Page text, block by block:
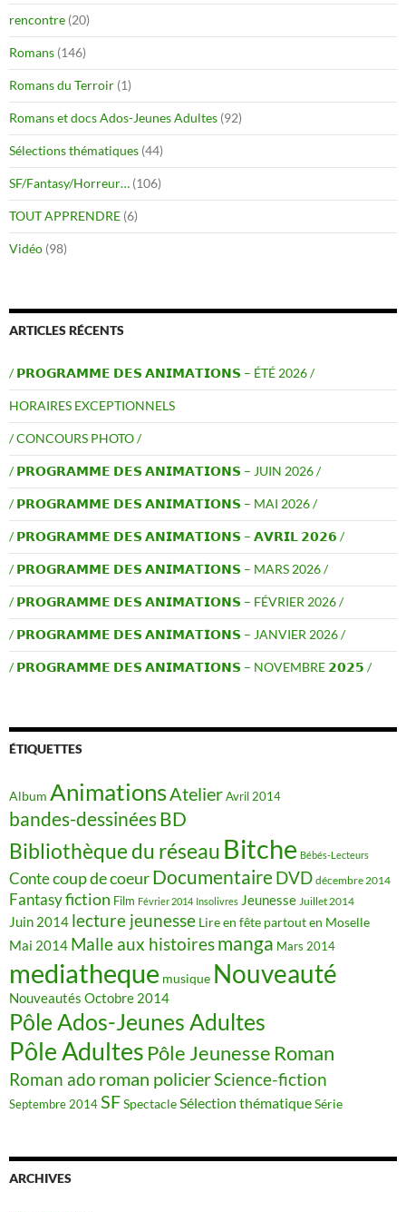
rencontre (20)
Romans (146)
Romans du Terroir (1)
Romans et docs Ados-Jeunes Adultes (92)
Sélections thématiques (44)
SF/Fantasy/Horreur… (106)
TOUT APPRENDRE (6)
Vidéo (98)
ARTICLES RÉCENTS
/ 𝗣𝗥𝗢𝗚𝗥𝗔𝗠𝗠𝗘 𝗗𝗘𝗦 𝗔𝗡𝗜𝗠𝗔𝗧𝗜𝗢𝗡𝗦 – ÉTÉ 2026 /
HORAIRES EXCEPTIONNELS
/ CONCOURS PHOTO /
/ 𝗣𝗥𝗢𝗚𝗥𝗔𝗠𝗠𝗘 𝗗𝗘𝗦 𝗔𝗡𝗜𝗠𝗔𝗧𝗜𝗢𝗡𝗦 – JUIN 2026 /
/ 𝗣𝗥𝗢𝗚𝗥𝗔𝗠𝗠𝗘 𝗗𝗘𝗦 𝗔𝗡𝗜𝗠𝗔𝗧𝗜𝗢𝗡𝗦 – MAI 2026 /
/ 𝗣𝗥𝗢𝗚𝗥𝗔𝗠𝗠𝗘 𝗗𝗘𝗦 𝗔𝗡𝗜𝗠𝗔𝗧𝗜𝗢𝗡𝗦 – 𝗔𝗩𝗥𝗜𝗟 𝟮𝟬𝟮𝟲 /
/ 𝗣𝗥𝗢𝗚𝗥𝗔𝗠𝗠𝗘 𝗗𝗘𝗦 𝗔𝗡𝗜𝗠𝗔𝗧𝗜𝗢𝗡𝗦 – MARS 2026 /
/ 𝗣𝗥𝗢𝗚𝗥𝗔𝗠𝗠𝗘 𝗗𝗘𝗦 𝗔𝗡𝗜𝗠𝗔𝗧𝗜𝗢𝗡𝗦 – FÉVRIER 2026 /
/ 𝗣𝗥𝗢𝗚𝗥𝗔𝗠𝗠𝗘 𝗗𝗘𝗦 𝗔𝗡𝗜𝗠𝗔𝗧𝗜𝗢𝗡𝗦 – JANVIER 2026 /
/ 𝗣𝗥𝗢𝗚𝗥𝗔𝗠𝗠𝗘 𝗗𝗘𝗦 𝗔𝗡𝗜𝗠𝗔𝗧𝗜𝗢𝗡𝗦 – NOVEMBRE 𝟮𝟬𝟮𝟱 /
ÉTIQUETTES
Album AnimationsAtelierAvril 2014
bandes-dessinéesBD
Bibliothèque du réseau Bitche Bébés-Lecteurs
Contecoup de coeurDocumentaireDVD décembre 2014
Fantasyfiction Film Février 2014 Insolivres Jeunesse Juillet 2014
Juin 2014 lecture jeunesse Lire en fête partout en Moselle
Mai 2014 Malle aux histoiresmanga Mars 2014
mediatheque musique Nouveauté
Nouveautés Octobre 2014
Pôle Ados-Jeunes Adultes
Pôle Adultes Pôle Jeunesse Roman
Roman ado roman policierScience-fiction
Septembre 2014SFSpectacleSélection thématiqueSérie
ARCHIVES